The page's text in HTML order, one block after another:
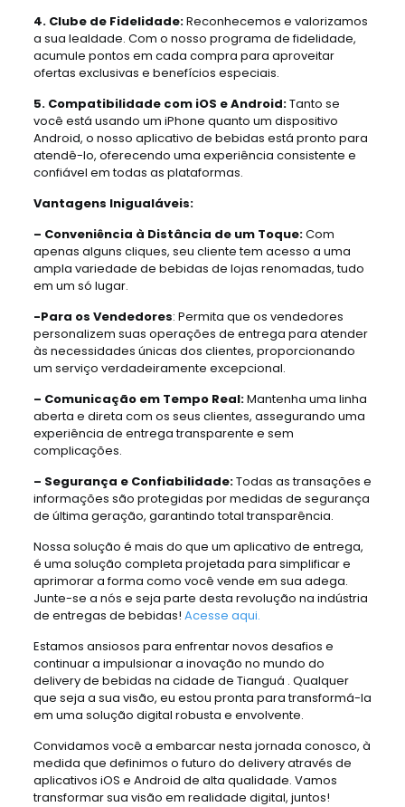
4. Clube de Fidelidade:Reconhecemos e valorizamos
a sua lealdade. Com o nosso programa de fidelidade,
acumule pontos em cada compra para aproveitar
ofertas exclusivas e benefícios especiais.
5. Compatibilidade com iOS e Android:Tanto se
você está usando um iPhone quanto um dispositivo
Android, o nosso aplicativo de bebidas está pronto para
atendê-lo, oferecendo uma experiência consistente e
confiável em todas as plataformas.
Vantagens Inigualáveis:
– Conveniência à Distância de um Toque:Com
apenas alguns cliques, seu cliente tem acesso a uma
ampla variedade de bebidas de lojas renomadas, tudo
em um só lugar.
-Para os Vendedores: Permita que os vendedores
personalizem suas operações de entrega para atender
às necessidades únicas dos clientes, proporcionando
um serviço verdadeiramente excepcional.
– Comunicação em Tempo Real:Mantenha uma linha
aberta e direta com os seus clientes, assegurando uma
experiência de entrega transparente e sem
complicações.
– Segurança e Confiabilidade:Todas as transações e
informações são protegidas por medidas de segurança
de última geração, garantindo total transparência.
Nossa solução é mais do que um aplicativo de entrega,
é uma solução completa projetada para simplificar e
aprimorar a forma como você vende em sua adega.
Junte-se a nós e seja parte desta revolução na indústria
de entregas de bebidas! Acesse aqui.
Estamos ansiosos para enfrentar novos desafios e
continuar a impulsionar a inovação no mundo do
delivery de bebidas na cidade de Tianguá . Qualquer
que seja a sua visão, eu estou pronta para transformá-la
em uma solução digital robusta e envolvente.
Convidamos você a embarcar nesta jornada conosco, à
medida que definimos o futuro do delivery através de
aplicativos iOS e Android de alta qualidade. Vamos
transformar sua visão em realidade digital, juntos!